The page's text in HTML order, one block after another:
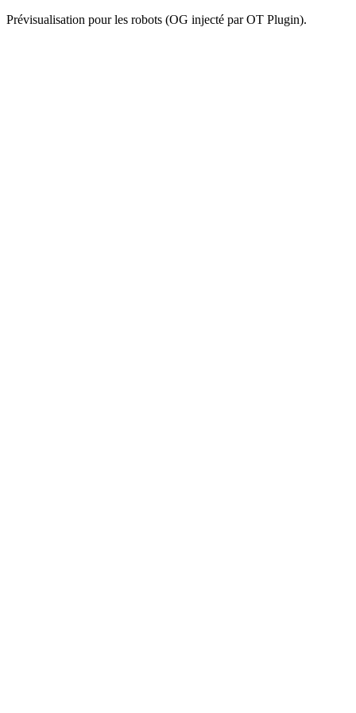
Prévisualisation pour les robots (OG injecté par OT Plugin).